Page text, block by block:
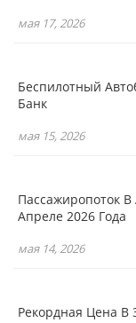
мая 17, 2026
Беспилотный
Банк
мая 15, 2026
Пассажиропоток
Апреле 2026 Года
мая 14, 2026
Рекордная Цена